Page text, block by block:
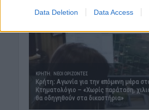
Data Deletion Data Access